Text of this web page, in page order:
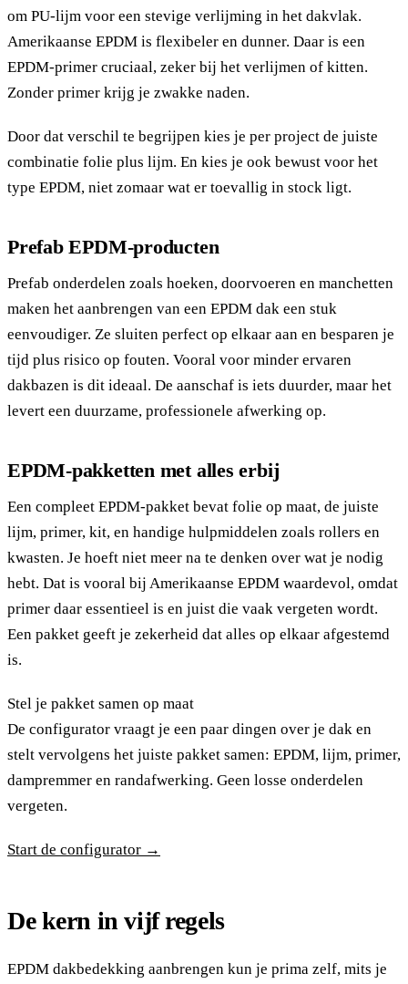
om PU-lijm voor een stevige verlijming in het dakvlak.
Amerikaanse EPDM is flexibeler en dunner. Daar is een
EPDM-primer cruciaal, zeker bij het verlijmen of kitten.
Zonder primer krijg je zwakke naden.
Door dat verschil te begrijpen kies je per project de juiste
combinatie folie plus lijm. En kies je ook bewust voor het
type EPDM, niet zomaar wat er toevallig in stock ligt.
Prefab EPDM-producten
Prefab onderdelen zoals hoeken, doorvoeren en manchetten
maken het aanbrengen van een EPDM dak een stuk
eenvoudiger. Ze sluiten perfect op elkaar aan en besparen je
tijd plus risico op fouten. Vooral voor minder ervaren
dakbazen is dit ideaal. De aanschaf is iets duurder, maar het
levert een duurzame, professionele afwerking op.
EPDM-pakketten met alles erbij
Een compleet EPDM-pakket bevat folie op maat, de juiste
lijm, primer, kit, en handige hulpmiddelen zoals rollers en
kwasten. Je hoeft niet meer na te denken over wat je nodig
hebt. Dat is vooral bij Amerikaanse EPDM waardevol, omdat
primer daar essentieel is en juist die vaak vergeten wordt.
Een pakket geeft je zekerheid dat alles op elkaar afgestemd
is.
Stel je pakket samen op maat
De configurator vraagt je een paar dingen over je dak en
stelt vervolgens het juiste pakket samen: EPDM, lijm, primer,
dampremmer en randafwerking. Geen losse onderdelen
vergeten.
Start de configurator →
De kern in vijf regels
EPDM dakbedekking aanbrengen kun je prima zelf, mits je